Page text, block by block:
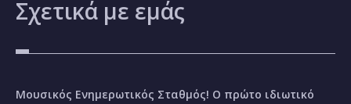
Σχετικά με εμάς
Μουσικός Ενημερωτικός Σταθμός! Ο πρώτο ιδιωτικό